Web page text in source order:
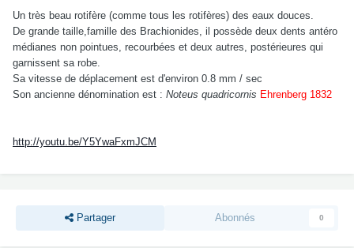
Un très beau rotifère (comme tous les rotifères) des eaux douces.
De grande taille,famille des Brachionides, il possède deux dents antéro
médianes non pointues, recourbées et deux autres, postérieures qui
garnissent sa robe.
Sa vitesse de déplacement est d'environ 0.8 mm / sec
Son ancienne dénomination est : Noteus quadricornis Ehrenberg 1832
http://youtu.be/Y5YwaFxmJCM
Partager Abonnés 0